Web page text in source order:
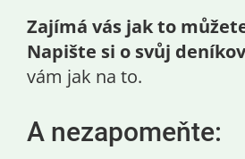
Zajímá vás jak to
Napište si o svůj
vám jak na to.
A nezapomeňte: